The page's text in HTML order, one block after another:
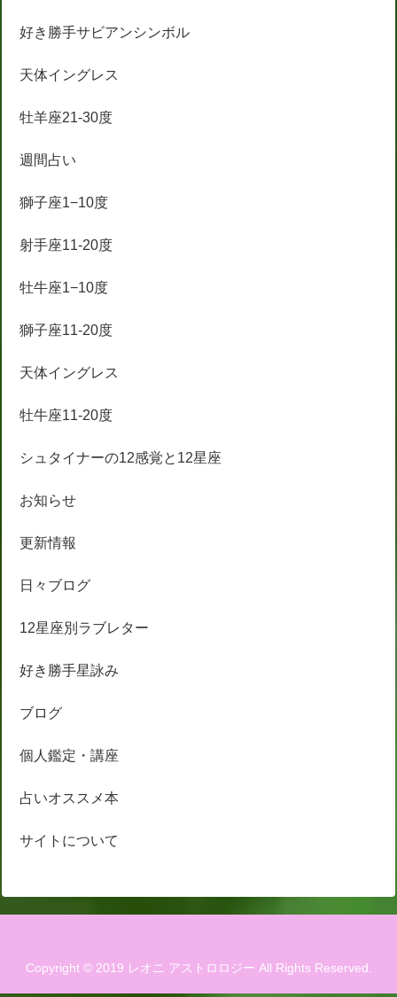
好き勝手サビアンシンボル
天体イングレス
牡羊座21-30度
週間占い
獅子座1−10度
射手座11-20度
牡牛座1−10度
獅子座11-20度
天体イングレス
牡牛座11-20度
シュタイナーの12感覚と12星座
お知らせ
更新情報
日々ブログ
12星座別ラブレター
好き勝手星詠み
ブログ
個人鑑定・講座
占いオススメ本
サイトについて
Copyright © 2019 レオニ アストロロジー All Rights Reserved.